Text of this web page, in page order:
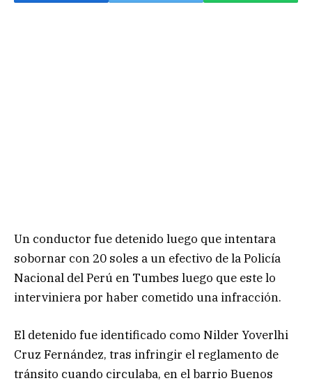
Un conductor fue detenido luego que intentara
sobornar con 20 soles a un efectivo de la Policía
Nacional del Perú en Tumbes luego que este lo
interviniera por haber cometido una infracción.
El detenido fue identificado como Nilder Yoverlhi
Cruz Fernández, tras infringir el reglamento de
tránsito cuando circulaba, en el barrio Buenos